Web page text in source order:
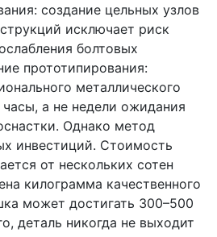
создание цельных узлов
исключает риск
болтовых
прототипирования:
металлического
а не недели ожидания
Однако метод
инвестиций. Стоимость
от нескольких сотен
килограмма качественного
может достигать 300–500
деталь никогда не выходит